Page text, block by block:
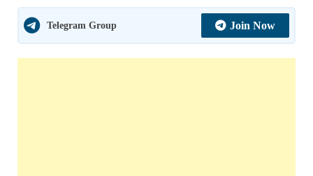
Telegram Group Join Now